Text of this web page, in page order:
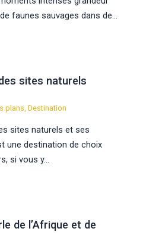
faunes sauvages dans de…
sites naturels
plans ,Destination
sites naturels et ses
une destination de choix
si vous y…
de l’Afrique et de